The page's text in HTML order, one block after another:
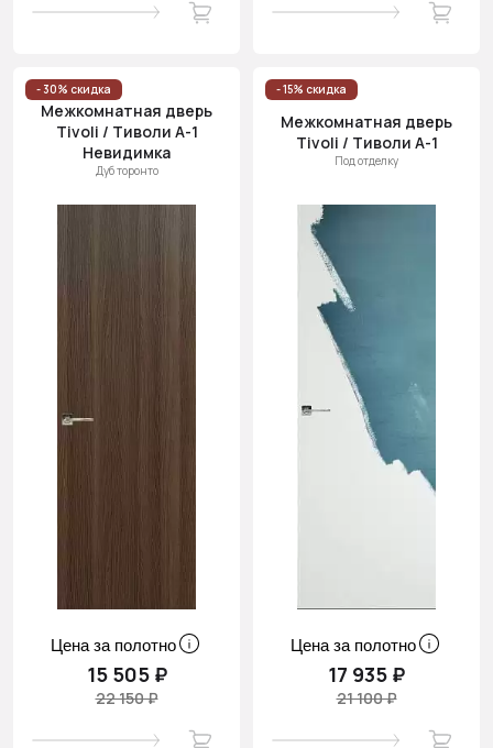
- 30% скидка
Межкомнатная дверь
Tivoli / Тиволи А-1
Невидимка
Дуб торонто
Цена за полотно
15 505 ₽
22 150 ₽
- 15% скидка
Межкомнатная дверь
Tivoli / Тиволи А-1
Под отделку
Цена за полотно
17 935 ₽
21 100 ₽